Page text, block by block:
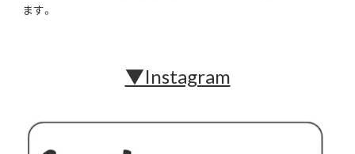
ます。
▼Instagram